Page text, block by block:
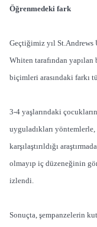
Öğrenmedeki fark
Geçtiğimiz yıl St.Andrews
Whiten tarafından yapılan
biçimleri arasındaki farkı
3-4 yaşlarındaki
uyguladıkları
karşılaştırıldığı
olmayıp iç düzeneğinin
izlendi.
Sonuçta, şempanzelerin